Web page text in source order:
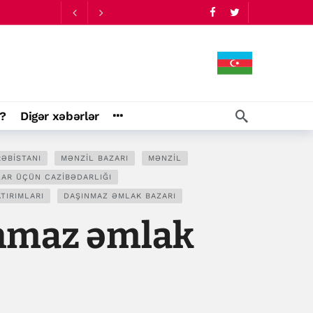
Digər xəbərlər
MƏNZIL BAZARI MƏNZIL
ÜÇÜN CAZIBƏDARLIĞI
DAŞINMAZ ƏMLAK BAZARI
əmlak